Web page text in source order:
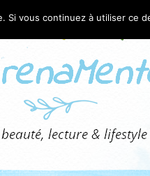
vous continuez à utiliser ce